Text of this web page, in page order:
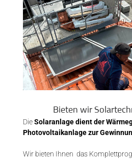
Bieten wir
DieSolaranlage dient der
Photovoltaikanlage zur
Wir bieten Ihnen das